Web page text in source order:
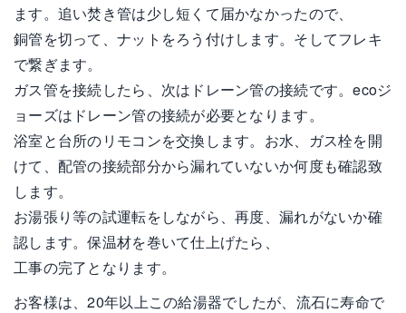
ます。追い焚き管は少し短くて届かなかったので、
銅管を切って、ナットをろう付けします。そしてフレキ
で繋ぎます。
ガス管を接続したら、次はドレーン管の接続です。ecoジ
ョーズはドレーン管の接続が必要となります。
浴室と台所のリモコンを交換します。お水、ガス栓を開
けて、配管の接続部分から漏れていないか何度も確認致
します。
お湯張り等の試運転をしながら、再度、漏れがないか確
認します。保温材を巻いて仕上げたら、
工事の完了となります。
お客様は、20年以上この給湯器でしたが、流石に寿命で